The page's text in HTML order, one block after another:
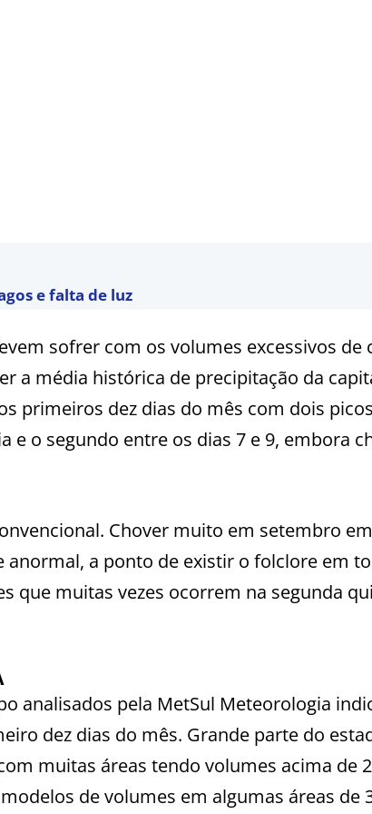
e falta de luz
sofrer com os volumes excessivos de
a média histórica de precipitação da
primeiros dez dias do mês com dois
o segundo entre os dias 7 e 9, embora
Chover muito em setembro
anormal, a ponto de existir o folclore em
que muitas vezes ocorrem na segunda
analisados pela MetSul Meteorologia
dez dias do mês. Grande parte do
muitas áreas tendo volumes acima de
de volumes em algumas áreas de